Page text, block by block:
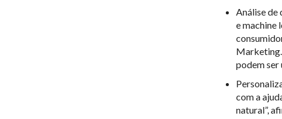
Análise de
e machine
podem ser
com a
natural”,